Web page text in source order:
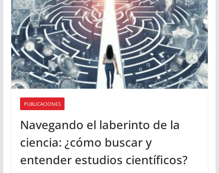
PUBLICACIONES
Navegando el laberinto de la
ciencia: ¿cómo buscar y
entender estudios científicos?